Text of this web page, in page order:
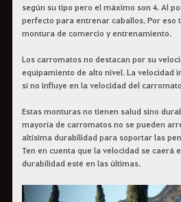
según su tipo pero el máximo son 4. Al
perfecto para entrenar caballos. Por eso
montura de comercio y entrenamiento.
Los carromatos no destacan por su
equipamiento de alto nivel. La velocidad
sí no influye en la velocidad del
Estas monturas no tienen salud sino
mayoría de carromatos no se pueden
altísima durabilidad para soportar las
Ten en cuenta que la velocidad se caerá
durabilidad esté en las últimas.